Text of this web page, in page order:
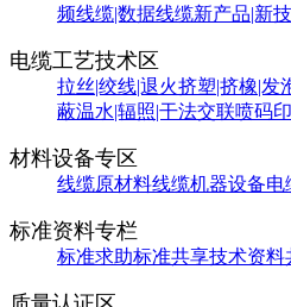
频线缆|数据线缆新产品|新
电缆工艺技术区
拉丝|绞线|退火挤塑|挤橡|发
蔽温水|辐照|干法交联喷码
材料设备专区
线缆原材料线缆机器设备电
标准资料专栏
标准求助标准共享技术资料